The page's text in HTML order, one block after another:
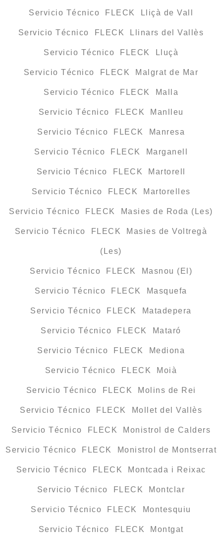
Servicio Técnico FLECK Lliçà de Vall
Servicio Técnico FLECK Llinars del Vallès
Servicio Técnico FLECK Lluçà
Servicio Técnico FLECK Malgrat de Mar
Servicio Técnico FLECK Malla
Servicio Técnico FLECK Manlleu
Servicio Técnico FLECK Manresa
Servicio Técnico FLECK Marganell
Servicio Técnico FLECK Martorell
Servicio Técnico FLECK Martorelles
Servicio Técnico FLECK Masies de Roda (Les)
Servicio Técnico FLECK Masies de Voltregà
(Les)
Servicio Técnico FLECK Masnou (El)
Servicio Técnico FLECK Masquefa
Servicio Técnico FLECK Matadepera
Servicio Técnico FLECK Mataró
Servicio Técnico FLECK Mediona
Servicio Técnico FLECK Moià
Servicio Técnico FLECK Molins de Rei
Servicio Técnico FLECK Mollet del Vallès
Servicio Técnico FLECK Monistrol de Calders
Servicio Técnico FLECK Monistrol de Montserrat
Servicio Técnico FLECK Montcada i Reixac
Servicio Técnico FLECK Montclar
Servicio Técnico FLECK Montesquiu
Servicio Técnico FLECK Montgat